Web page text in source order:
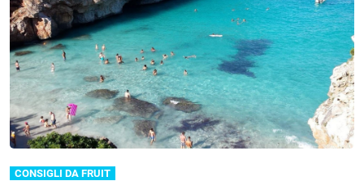
CONSIGLI DA FRUIT